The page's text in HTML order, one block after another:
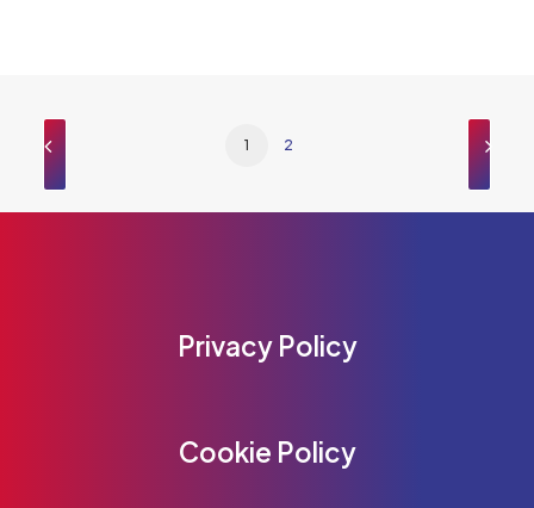
1 2
Privacy Policy
Cookie Policy